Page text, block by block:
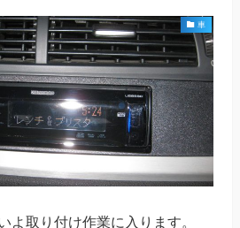
車
よ取り付け作業に入ります。